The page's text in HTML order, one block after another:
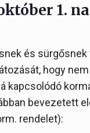
1.
és
hogy nem
kapcsolódó
bevezetett
rendelet):